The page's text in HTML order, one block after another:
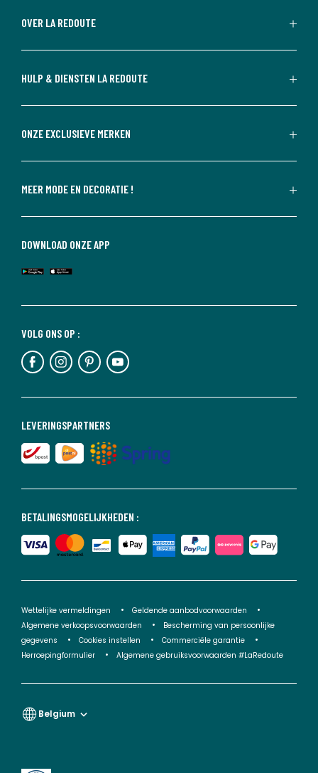
OVER LA REDOUTE
HULP & DIENSTEN LA REDOUTE
ONZE EXCLUSIEVE MERKEN
MEER MODE EN DECORATIE !
BETALINGSMOGELIJKHEDEN :
LEVERINGSPARTNERS
VOLG ONS OP :
DOWNLOAD ONZE APP
Wettelijke vermeldingen
Geldende aanbodvoorwaarden
Algemene verkoopsvoorwaarden
Bescherming van persoonlijke
gegevens
Cookies instellen
Commerciële garantie
Herroepingformulier
Algemene gebruiksvoorwaarden #LaRedoute
Belgium